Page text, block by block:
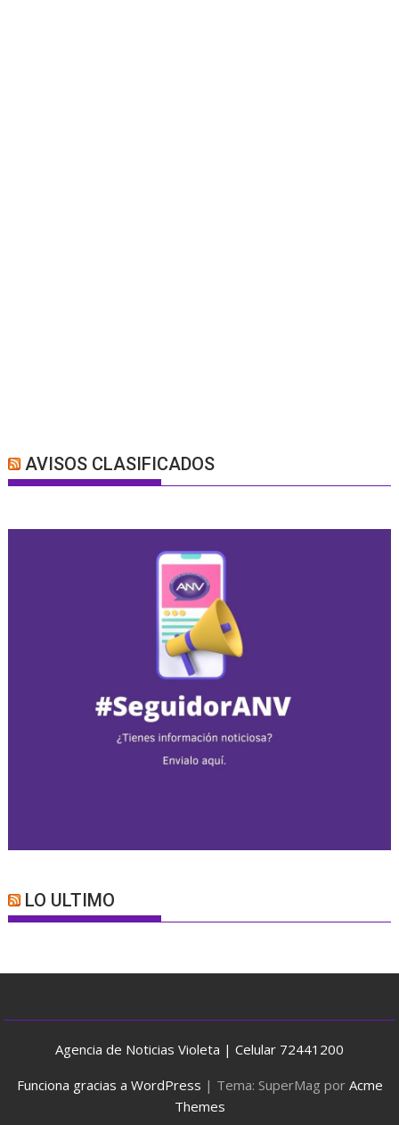
AVISOS CLASIFICADOS
LO ULTIMO
Agencia de Noticias Violeta | Celular 72441200
Funciona gracias a WordPress | Tema: SuperMag por Acme
Themes